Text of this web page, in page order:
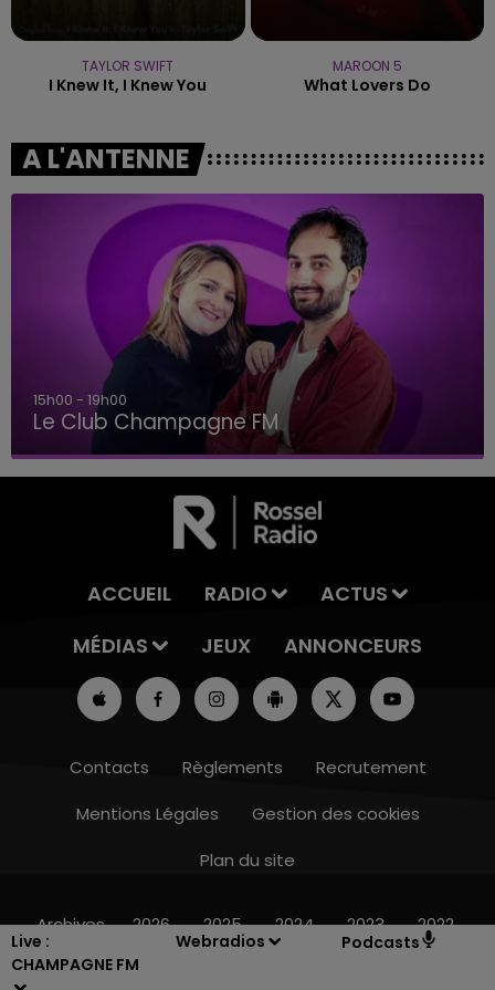
Live :
CHAMPAGNE FM
Webradios Podcasts
TAYLOR SWIFT
I Knew It, I Knew You
MAROON 5
What Lovers Do
A L'ANTENNE
15h00 - 19h00
Le Club Champagne FM
ACCUEIL RADIO
ACTUS
MÉDIAS
JEUX ANNONCEURS
Contacts Règlements
Recrutement
Mentions Légales
Gestion des cookies
Plan du site
Archives 2026 2025 2024 2023 2022